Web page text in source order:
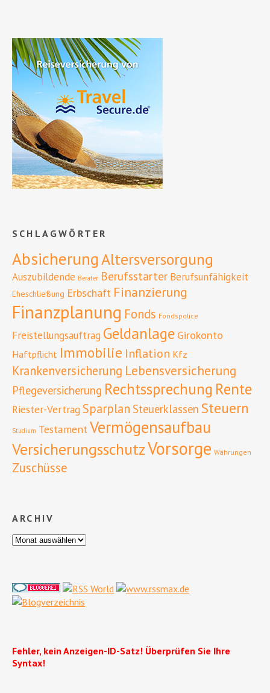
SCHLAGWÖRTER
AbsicherungAltersversorgung
Auszubildende Berater Berufsstarter Berufsunfähigkeit
Eheschließung Erbschaft Finanzierung
Finanzplanung Fonds Fondspolice
Freistellungsauftrag Geldanlage Girokonto
Haftpflicht Immobilie Inflation Kfz
Krankenversicherung Lebensversicherung
Pflegeversicherung Rechtssprechung Rente
Riester-Vertrag Sparplan Steuerklassen Steuern
Studium TestamentVermögensaufbau
VersicherungsschutzVorsorge Währungen
Zuschüsse
ARCHIV
Fehler, kein Anzeigen-ID-Satz! Überprüfen Sie Ihre
Syntax!